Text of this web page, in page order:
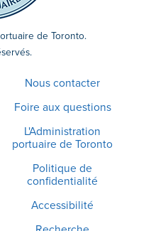
de Toronto.
Nous contacter
Foire aux questions
L'Administration
portuaire de Toronto
Politique de
confidentialité
Accessibilité